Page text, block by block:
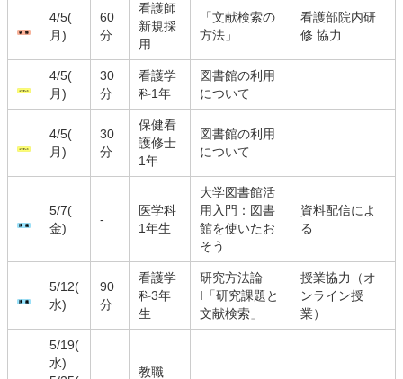
4/5(
月)
60
分
看護師
新規採
用
「文献検索の
方法」
看護部院内研
修 協力
4/5(
月)
30
分
看護学
科1年
図書館の利用
について
4/5(
月)
30
分
保健看
護修士
1年
図書館の利用
について
5/7(
金)
-
医学科
1年生
大学図書館活
用入門：図書
館を使いたお
そう
資料配信によ
る
5/12(
水)
90
分
看護学
科3年
生
研究方法論
I「研究課題と
文献検索」
授業協力（オ
ンライン授
業）
5/19(
水)
教職